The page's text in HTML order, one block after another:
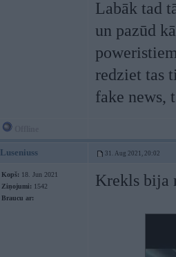
Labāk tad
un pazūd
redziet tas
fake news,
Luseniuss 31. Aug 2021, 20:02
Kopš: 18. Jun 2021
Ziņojumi: 1542
Braucu ar:
Krekls bija